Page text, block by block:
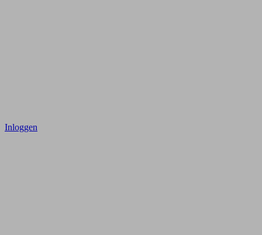
Inloggen